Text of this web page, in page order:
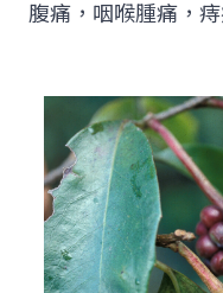
腹痛，咽喉腫痛，